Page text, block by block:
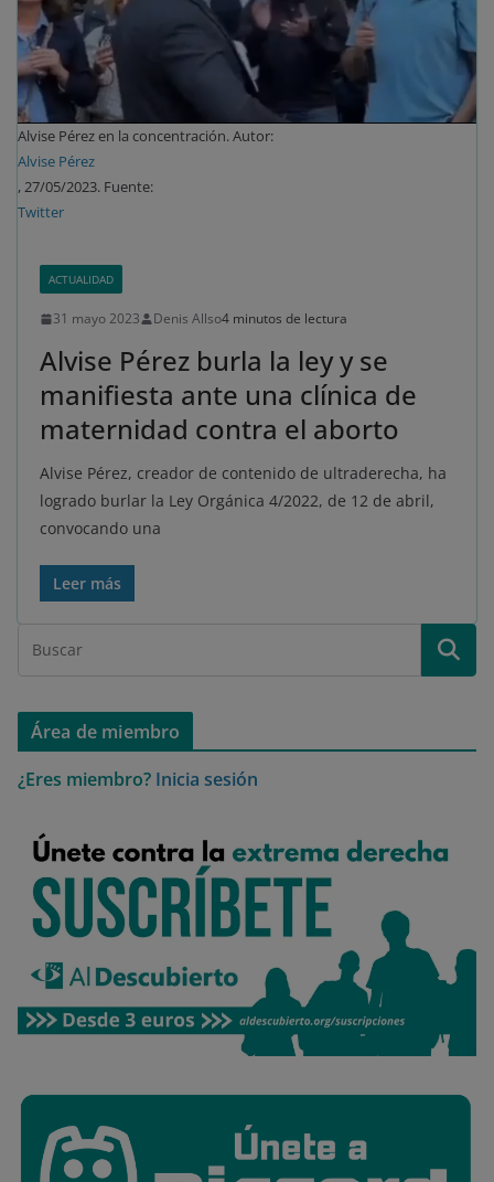
Alvise Pérez en la concentración. Autor:
Alvise Pérez
, 27/05/2023. Fuente:
Twitter
ACTUALIDAD
31 mayo 2023 Denis Allso4 minutos de lectura
Alvise Pérez burla la ley y se
manifiesta ante una clínica de
maternidad contra el aborto
Alvise Pérez, creador de contenido de ultraderecha, ha
logrado burlar la Ley Orgánica 4/2022, de 12 de abril,
convocando una
Leer más
Área de miembro
¿Eres miembro? Inicia sesión